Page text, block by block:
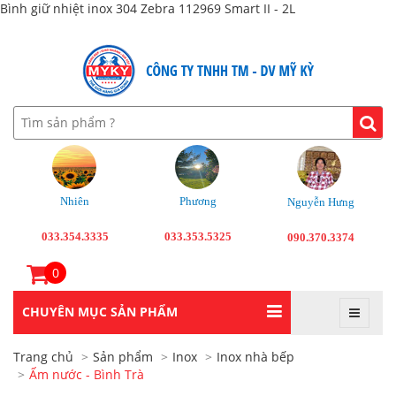
Bình giữ nhiệt inox 304 Zebra 112969 Smart II - 2L
Nhiên
033.354.3335
Phương
033.353.5325
Nguyễn Hưng
090.370.3374
0
CHUYÊN MỤC SẢN PHẨM
Trang chủ Sản phẩm Inox
Inox nhà bếp
Ấm nước - Bình Trà